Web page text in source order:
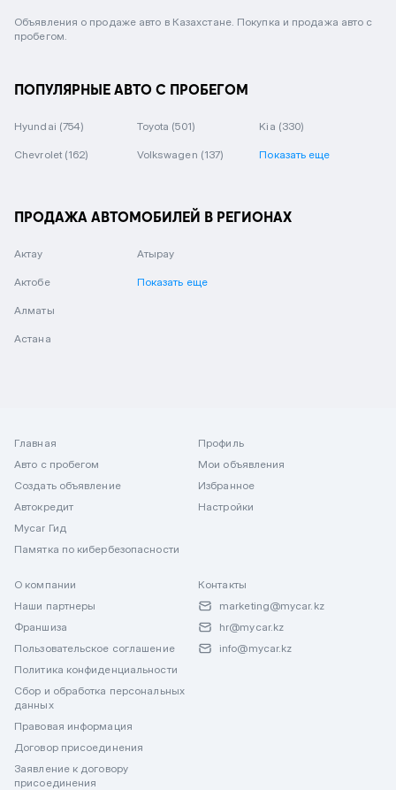
Объявления о продаже авто в Казахстане. Покупка и продажа авто с
пробегом.
ПОПУЛЯРНЫЕ АВТО С ПРОБЕГОМ
Hyundai (754) Toyota (501) Kia (330)
Chevrolet (162) Volkswagen (137) Показать еще
ПРОДАЖА АВТОМОБИЛЕЙ В РЕГИОНАХ
Актау
Актобе
Алматы
Астана
Атырау
Показать еще
Главная
Авто с пробегом
Создать объявление
Автокредит
Mycar Гид
Памятка по кибербезопасности
Профиль
Мои объявления
Избранное
Настройки
О компании
Наши партнеры
Франшиза
Пользовательское соглашение
Политика конфиденциальности
Сбор и обработка персональных
данных
Правовая информация
Договор присоединения
Заявление к договору
присоединения
Контакты
marketing@mycar.kz
hr@mycar.kz
info@mycar.kz